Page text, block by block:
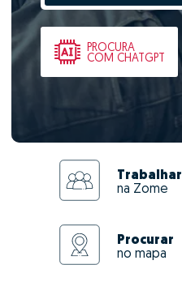
PROCURA
COM CHATGPT
Trabalhar
na Zome
Procurar
no mapa